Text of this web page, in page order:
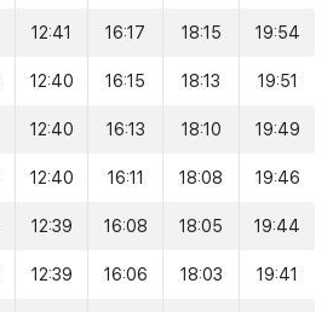
12:41 16:17 18:15 19:54
12:40 16:15 18:13 19:51
12:40 16:13 18:10 19:49
12:40 16:11 18:08 19:46
12:39 16:08 18:05 19:44
12:39 16:06 18:03 19:41